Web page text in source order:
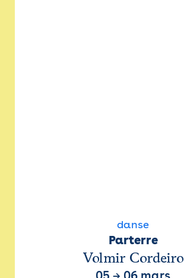
danse
Parterre
Volmir Cordeiro